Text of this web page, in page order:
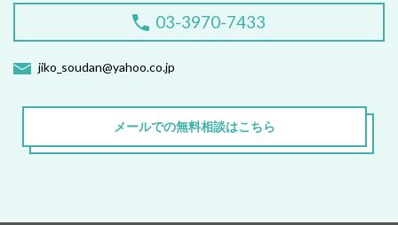
03-3970-7433
jiko_soudan@yahoo.co.jp
メールでの無料相談はこちら